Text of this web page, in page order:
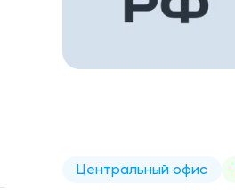
Центральный офис